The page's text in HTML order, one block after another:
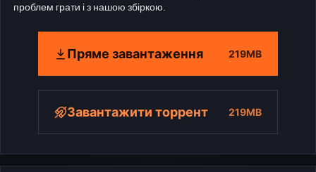
проблем грати і з нашою збіркою.
Пряме завантаження 219MB
Завантажити торрент 219MB